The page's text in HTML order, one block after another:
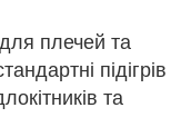
плечей та
підігрів
та